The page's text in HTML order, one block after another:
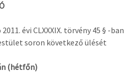
évi CLXXXIX. törvény 45 § -ban
soron következő ülését
(hétfőn)